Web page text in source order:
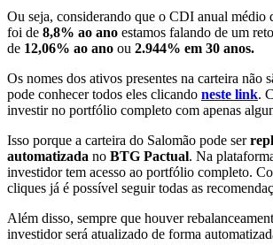
Ou seja, considerando que o CDI anual médio
foi de 8,8% ao ano estamos falando de um
de 12,06% ao ano ou 2.944% em 30 anos.
Os nomes dos ativos presentes na carteira não
pode conhecer todos eles clicando neste link.
investir no portfólio completo com apenas
Isso porque a carteira do Salomão pode ser
automatizada no BTG Pactual. Na
investidor tem acesso ao portfólio completo.
cliques já é possível seguir todas as
Além disso, sempre que houver
investidor será atualizado de forma